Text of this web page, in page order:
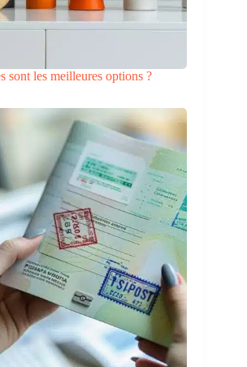
sont les meilleures options ?